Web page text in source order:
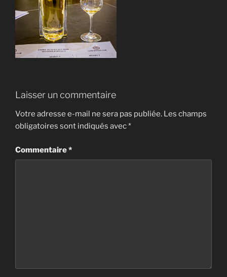
Laisser un commentaire
Votre adresse e-mail ne sera pas publiée. Les champs
obligatoires sont indiqués avec*
Commentaire*